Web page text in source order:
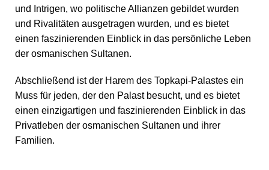
und Intrigen, wo politische Allianzen gebildet wurden
und Rivalitäten ausgetragen wurden, und es bietet
einen faszinierenden Einblick in das persönliche Leben
der osmanischen Sultanen.
Abschließend ist der Harem des Topkapi-Palastes ein
Muss für jeden, der den Palast besucht, und es bietet
einen einzigartigen und faszinierenden Einblick in das
Privatleben der osmanischen Sultanen und ihrer
Familien.